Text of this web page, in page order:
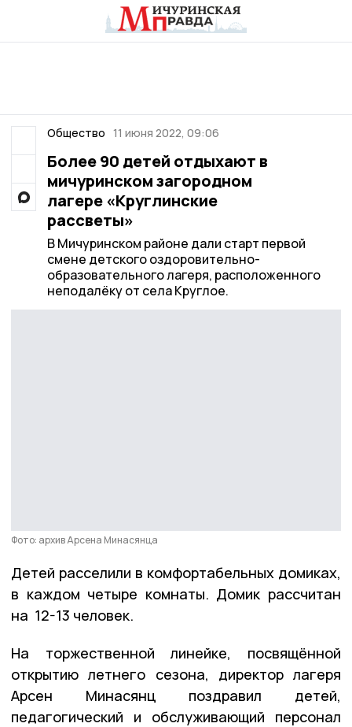
Общество 11 июня 2022, 09:06
Более 90 детей отдыхают в
мичуринском загородном
лагере «Круглинские
рассветы»
В Мичуринском районе дали старт первой
смене детского оздоровительно-
образовательного лагеря, расположенного
неподалёку от села Круглое.
Фото: архив Арсена Минасянца
Детей расселили в комфортабельных домиках,
в каждом четыре комнаты. Домик рассчитан
на 12-13 человек.
На торжественной линейке, посвящённой
открытию летнего сезона, директор лагеря
Арсен Минасянц поздравил детей,
педагогический и обслуживающий персонал